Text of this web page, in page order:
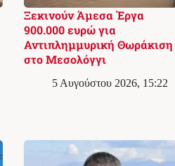
Ξεκινούν Άμεσα Έργα
900.000 ευρώ για
Αντιπλημμυρική Θωράκιση
στο Μεσολόγγι
5 Αυγούστου 2026, 15:22